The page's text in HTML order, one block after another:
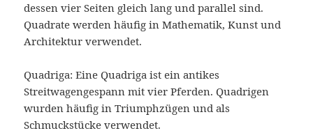
dessen vier Seiten gleich lang und parallel sind.
Quadrate werden häufig in Mathematik, Kunst und
Architektur verwendet.
Quadriga: Eine Quadriga ist ein antikes
Streitwagengespann mit vier Pferden. Quadrigen
wurden häufig in Triumphzügen und als
Schmuckstücke verwendet.